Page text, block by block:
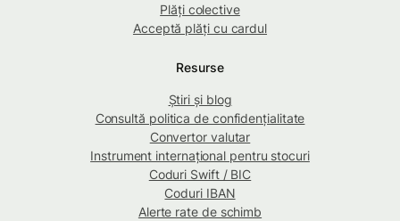
Plăți colective
Acceptă plăți cu cardul
Resurse
Știri și blog
Consultă politica de confidențialitate
Convertor valutar
Instrument internațional pentru stocuri
Coduri Swift / BIC
Coduri IBAN
Alerte rate de schimb